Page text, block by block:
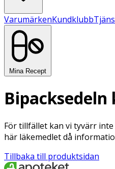
VarumärkenKundklubb
Mina Recept
För tillfället kan vi tyvärr
här läkemedlet då
Tillbaka till produktsidan